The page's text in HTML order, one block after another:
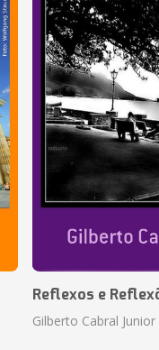
Reflexos e
Gilberto Cabral Junior